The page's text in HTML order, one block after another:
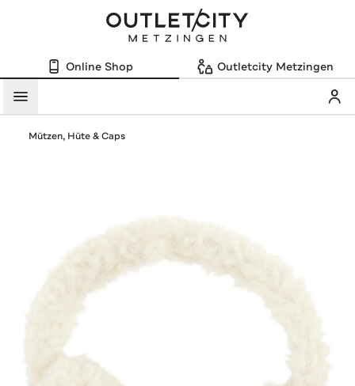
Online Shop Outletcity Metzingen
Menü
Mützen, Hüte & Caps